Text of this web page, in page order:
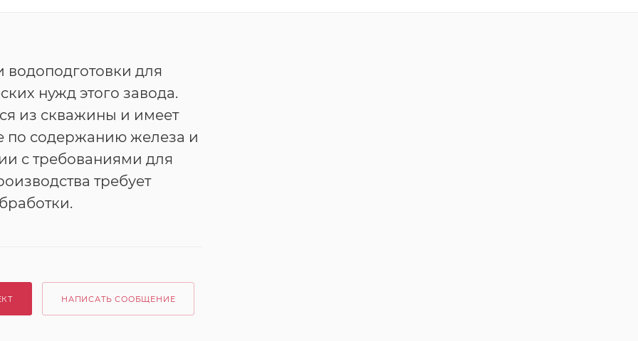
водоподготовки для
нужд этого завода.
из скважины и имеет
по содержанию железа и
с требованиями для
требует
НАПИСАТЬ СООБЩЕНИЕ